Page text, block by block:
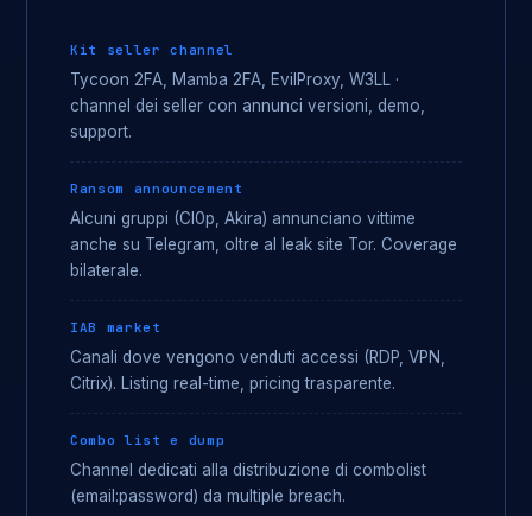
Kit seller channel
Tycoon 2FA, Mamba 2FA, EvilProxy, W3LL ·
channel dei seller con annunci versioni, demo,
support.
Ransom announcement
Alcuni gruppi (Cl0p, Akira) annunciano vittime
anche su Telegram, oltre al leak site Tor. Coverage
bilaterale.
IAB market
Canali dove vengono venduti accessi (RDP, VPN,
Citrix). Listing real-time, pricing trasparente.
Combo list e dump
Channel dedicati alla distribuzione di combolist
(email:password) da multiple breach.